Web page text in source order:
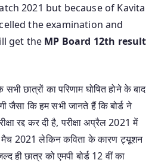
2021 but because of Kavita
the examination and
get the MP Board 12th result
छात्रों का परिणाम घोषित होने के बाद
जैसा कि हम सभी जानते हैं कि बोर्ड ने
रद्द कर दी है, परीक्षा अप्रैल 2021 में
मैच 2021 लेकिन कविता के कारण ट्यूशन
ही छात्र को एमपी बोर्ड 12 वीं का